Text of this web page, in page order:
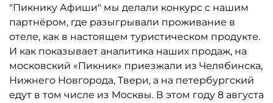
"Пикнику Афиши" мы делали конкурс с нашим
партнёром, где разыгрывали проживание в
отеле, как в настоящем туристическом продукте.
И как показывает аналитика наших продаж, на
московский «Пикник» приезжали из Челябинска,
Нижнего Новгорода, Твери, а на петербургский
едут в том числе из Москвы. В этом году 8 августа